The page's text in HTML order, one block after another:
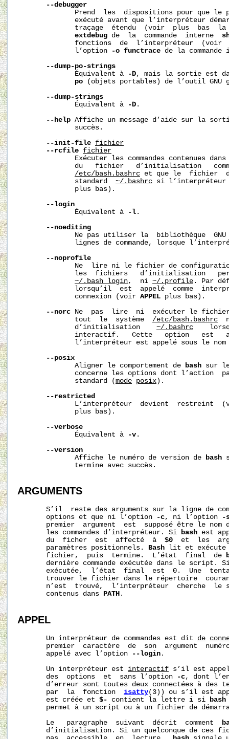
--debugger
Prend  les  dispositions pour que le
exécuté avant que l’interpréteur
traçage  étendu  (voir  plus  bas
extdebug de  la  commande  interne
fonctions  de  l’interpréteur  (voir
              l’option
-o functrace de la
--dump-po-strings
              Équivalent à
-D, mais la sortie est
po (objets portables) de l’outil GNU
--dump-strings
              Équivalent à
-D .
--help Affiche un message d’aide sur la
              succès.
--init-file fichier
--rcfile fichier
Exécuter les commandes contenues
du   fichier   d’initialisation
/etc/bash.bashrc et que le  fichier
              standard
~/.bashrc si
              plus bas).
--login
              Équivalent à
-l .
--noediting
Ne pas utiliser la  bibliothèque
lignes de commande, lorsque
--noprofile
Ne  lire ni le fichier de
les  fichiers   d’initialisation
~/.bash_login,  ni ~/.profile . Par
lorsqu’il  est  appelé  comme
              connexion (voir
APPEL plus bas).
--norc Ne  pas  lire  ni  exécuter le fichier
              tout  le  système
/etc/bash.bashrc
              d’initialisation
~/.bashrc
interactif.   Cette   option   est
l’interpréteur est appelé sous le
--posix
              Aligner le comportement de
bash sur le
concerne les options dont l’action
              standard (
mode posix).
--restricted
L’interpréteur  devient  restreint
              plus bas).
--verbose
              Équivalent à
-v .
--version
              Affiche le numéro de version de
bash
              termine avec succès.
ARGUMENTS
S’il  reste des arguments sur la ligne de
       options et que ni l’option
-c, ni l’option
-
premier  argument  est  supposé être le nom
       les commandes d’interpréteur. Si
bash est
       du  ficher  est  affecté  à
$0
et  les
       paramètres positionnels.
Bash lit et exécute
       fichier,  puis  termine.  L’état  final  de
dernière commande exécutée dans le script.
exécutée,  l’état  final  est  0.  Une
trouver le fichier dans le répertoire
n’est  trouvé,  l’interpréteur  cherche  le
       contenus dans
PATH .
APPEL
       Un interpréteur de commandes est dit
de
premier  caractère  de  son  argument
       appelé avec l’option
--login .
       Un interpréteur est
interactif s’il est
       des  options  et  sans l’option
-c, dont
d’erreur sont toutes deux connectées à des
       par  la  fonction
isatty(3)) ou s’il est
       est créée et
$- contient la lettre i si bash
permet à un script ou à un fichier de
       Le   paragraphe  suivant  décrit  comment
d’initialisation. Si un quelconque de ces